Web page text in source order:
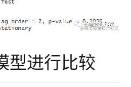
型进行比较